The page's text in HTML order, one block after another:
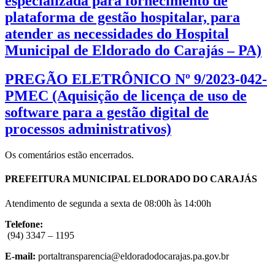
plataforma de gestão hospitalar, para
atender as necessidades do Hospital
Municipal de Eldorado do Carajás – PA)
PREGÃO ELETRÔNICO Nº 9/2023-042-
PMEC (Aquisição de licença de uso de
software para a gestão digital de
processos administrativos)
Os comentários estão encerrados.
PREFEITURA MUNICIPAL ELDORADO DO CARAJÁS
Atendimento de segunda a sexta de 08:00h às 14:00h
Telefone:
(94) 3347 – 1195
E-mail: portaltransparencia@eldoradodocarajas.pa.gov.br